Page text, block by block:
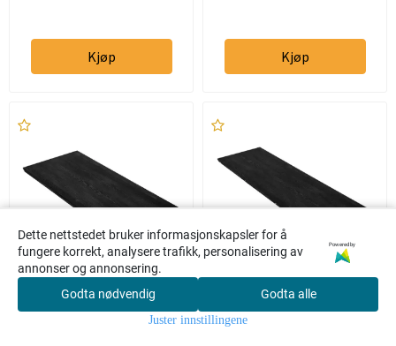
Søk
Kjøp Kjøp
Muubs Space
Illeggsplate Sort 100
Muubs Space
Illeggsplate Sort 150
Dette nettstedet bruker informasjonskapsler for å
fungere korrekt, analysere trafikk, personalisering av
annonser og annonsering.
Powered by
Godta nødvendig Godta alle
Juster innstillingene